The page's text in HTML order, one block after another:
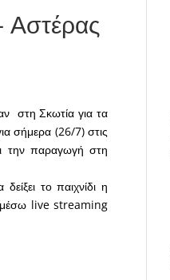
Αστέρας
στη Σκωτία για τα
σήμερα (26/7) στις
την παραγωγή στη
το παιχνίδι η
μέσω live streaming